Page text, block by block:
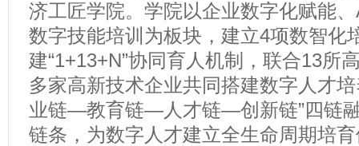
济工匠学院。学院以企业数字化赋能
数字技能培训为板块，建立4项数智化
建“1+13+N”协同育人机制，联合13所
多家高新技术企业共同搭建数字人才
业链—教育链—人才链—创新链”四链
链条，为数字人才建立全生命周期培